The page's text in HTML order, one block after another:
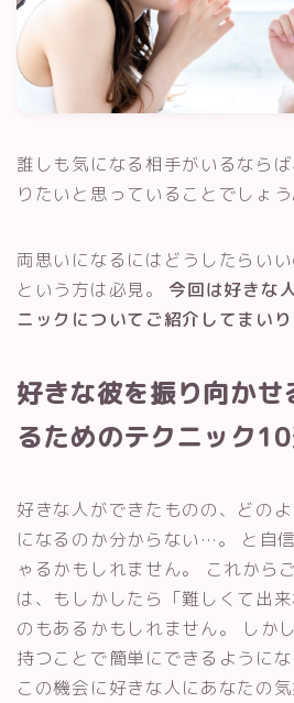
誰しも気になる相手がいるなら
りたいと思っていることでしょう
両思いになるにはどうしたらい
という方は必見。 今回は好きな
ニックについてご紹介してまいり
好きな彼を振り向かせ
るためのテクニック
好きな人ができたものの、どの
になるのか分からない…。 と自
ゃるかもしれません。 これから
は、もしかしたら「難しくて出
のもあるかもしれません。 しか
持つことで簡単にできるようにな
この機会に好きな人にあなたの